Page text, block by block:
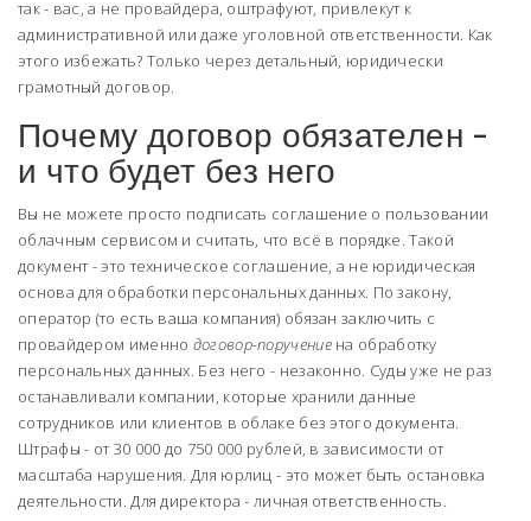
так - вас, а не провайдера, оштрафуют, привлекут к
административной или даже уголовной ответственности. Как
этого избежать? Только через детальный, юридически
грамотный договор.
Почему договор обязателен -
и что будет без него
Вы не можете просто подписать соглашение о пользовании
облачным сервисом и считать, что всё в порядке. Такой
документ - это техническое соглашение, а не юридическая
основа для обработки персональных данных. По закону,
оператор (то есть ваша компания) обязан заключить с
провайдером именно договор-поручениена обработку
персональных данных. Без него - незаконно. Суды уже не раз
останавливали компании, которые хранили данные
сотрудников или клиентов в облаке без этого документа.
Штрафы - от 30 000 до 750 000 рублей, в зависимости от
масштаба нарушения. Для юрлиц - это может быть остановка
деятельности. Для директора - личная ответственность.